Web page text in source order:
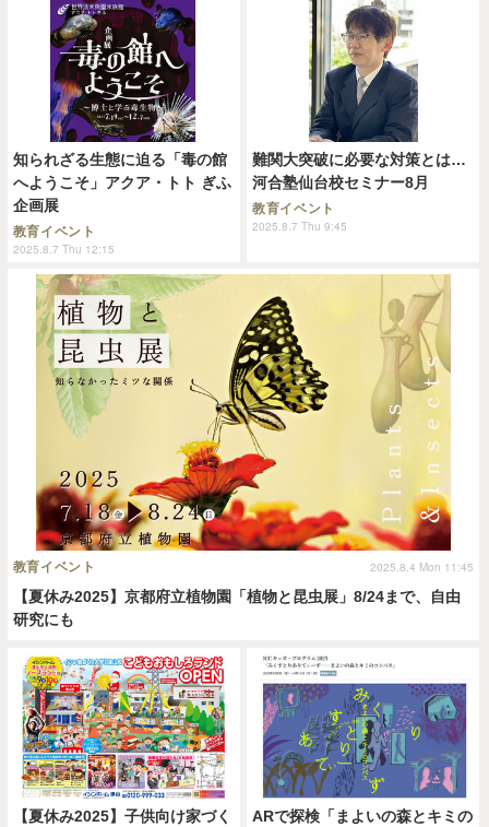
知られざる生態に迫る「毒の館
へようこそ」アクア・トト ぎふ
企画展
教育イベント
2025.8.7 Thu 12:15
難関大突破に必要な対策とは…
河合塾仙台校セミナー8月
教育イベント
2025.8.7 Thu 9:45
【夏休み2025】京都府立植物園「植物と昆虫展」8/24まで、自由
研究にも
教育イベント 2025.8.4 Mon 11:45
【夏休み2025】子供向け家づく
ARで探検「まよいの森とキミの